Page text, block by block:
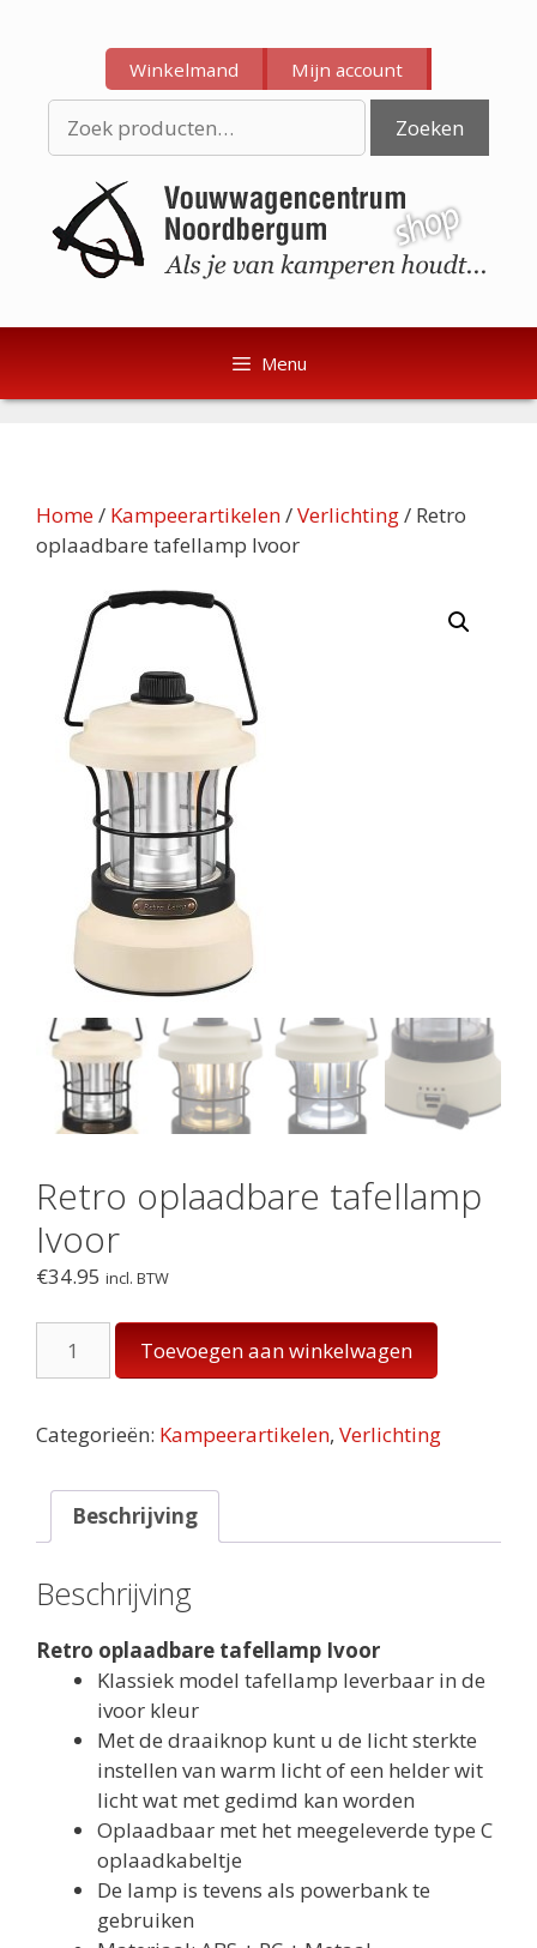
inhoud
inhoud
Winkelmand Mijn account
naar:
Zoeken
Menu
Home/ Kampeerartikelen/Verlichting/ Retro
oplaadbare tafellamp Ivoor
Retro oplaadbare tafellamp
Ivoor
€34.95 incl. BTW
oplaadbare
Ivoor
aantal
Toevoegen aan winkelwagen
Categorieën: Kampeerartikelen, Verlichting
Beschrijving
Beschrijving
Retro oplaadbare tafellamp Ivoor
Klassiek model tafellamp leverbaar in de
ivoor kleur
Met de draaiknop kunt u de licht sterkte
instellen van warm licht of een helder wit
licht wat met gedimd kan worden
Oplaadbaar met het meegeleverde type C
oplaadkabeltje
De lamp is tevens als powerbank te
gebruiken